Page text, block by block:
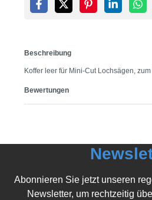
Beschreibung
Koffer leer für Mini-Cut Lochsägen,
Bewertungen
Abonnieren Sie jetzt unseren
Newsletter, um rechtzeitig